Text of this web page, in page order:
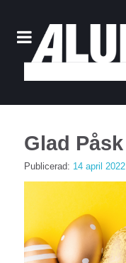
Glad Påsk
Publicerad: 14 april 2022